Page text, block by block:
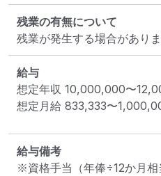
残業の有無について
残業が発生する場合があり
給与
想定年収 10,000,000〜
想定月給 833,333〜
給与備考
※資格手当（年俸÷12か月相